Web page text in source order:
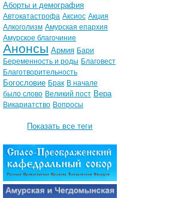
Аборты и демография
Автокатастрофа Аксиос Акция
Алкоголизм Амурская епархия
Амурское благочиние
Анонсы Армия Бари
Беременность и роды Благовест
Благотворительность
Богословие Брак В начале
было слово Великий пост Вера
Викариатство Вопросы
Показать все теги